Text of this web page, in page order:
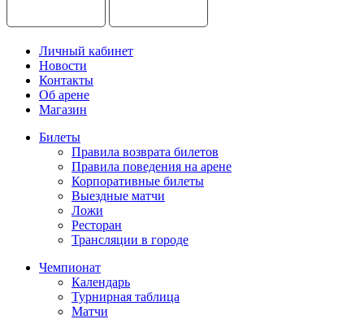
Личный кабинет
Новости
Контакты
Об арене
Магазин
Билеты
Правила возврата билетов
Правила поведения на арене
Корпоративные билеты
Выездные матчи
Ложи
Ресторан
Трансляции в городе
Чемпионат
Календарь
Турнирная таблица
Матчи